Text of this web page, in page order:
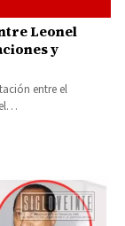
Leonel
y
entre el